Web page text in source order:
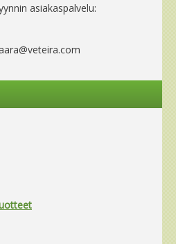
asiakaspalvelu: